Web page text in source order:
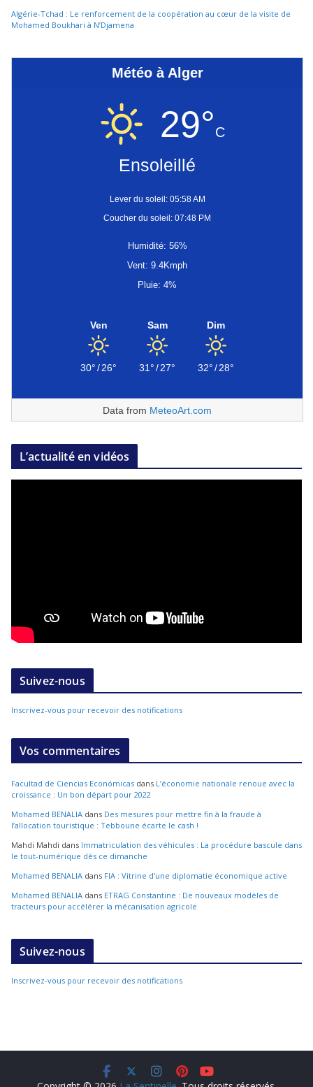
Algérie-Tchad : Le renforcement de la coopération au cœur de la visite de
Mohamed Boukhari à N’Djamena
Météo à Alger
29°C
Ensoleillé
Lever du soleil: 05:58 AM
Coucher du soleil: 07:48 PM
Humidité: 56%
Vent: 9.4Kmph
Pluie: 4%
Ven
30°/26°
Sam
31°/27°
Dim
32°/28°
Data from MeteoArt.com
L’actualité en vidéos
Suivez-nous
Inscrivez-vous pour recevoir des notifications
Vos commentaires
Facultad de Ciencias Económicas dans L’économie nationale renoue avec la
croissance : Un bon départ pour 2022
Mohamed BENALIA dans Des mesures pour mettre fin à la fraude à
l’allocation touristique : Tebboune écarte le cash !
Mahdi Mahdi dans Immatriculation des véhicules : La procédure bascule dans
le tout-numérique dès ce dimanche
Mohamed BENALIA dans FIA : Vitrine d’une diplomatie économique active
Mohamed BENALIA dans ETRAG Constantine : De nouveaux modèles de
tracteurs pour accélérer la mécanisation agricole
Suivez-nous
Inscrivez-vous pour recevoir des notifications